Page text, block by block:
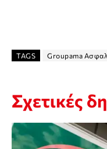
TAGS Groupama
Σχετικές